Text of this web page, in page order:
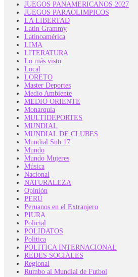
JUEGOS PANAMERICANOS 2027
JUEGOS PARAOLIMPICOS
LA LIBERTAD
Latin Grammy
Latinoamérica
LIMA
LITERATURA
Lo más visto
Local
LORETO
Master Deportes
Medio Ambiente
MEDIO ORIENTE
Monarquía
MULTIDEPORTES
MUNDIAL
MUNDIAL DE CLUBES
Mundial Sub 17
Mundo
Mundo Mujeres
Música
Nacional
NATURALEZA
Opinión
PERÚ
Peruanos en el Extranjero
PIURA
Policial
POLIDATOS
Politica
POLITICA INTERNACIONAL
REDES SOCIALES
Regional
Rumbo al Mundial de Futbol